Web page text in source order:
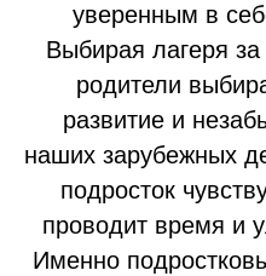
уверенным в
Выбирая лагеря
родители
развитие и
наших зарубежных
подросток
проводит время и
Именно